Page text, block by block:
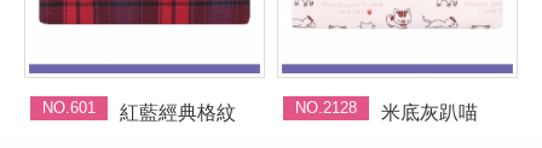
NO.601 紅藍經典格紋 NO.2128 米底灰趴喵